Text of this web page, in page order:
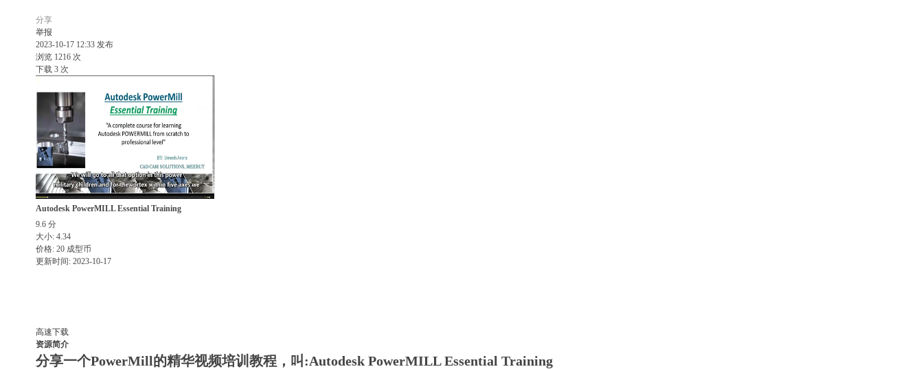
分享
举报
2023-10-17 12:33 发布
浏览 1216 次
下载 3 次
Autodesk PowerMILL Essential Training
9.6 分
大小: 4.34
价格: 20 成型币
更新时间: 2023-10-17
高速下载
资源简介
分享一个PowerMill的精华视频培训教程，叫:Autodesk PowerMILL Essential Training